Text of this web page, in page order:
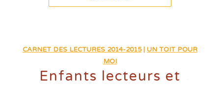
CARNET DES LECTURES 2014-2015| UN TOIT POUR
MOI
Enfants lecteurs et